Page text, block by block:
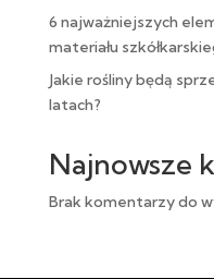
6 najważniejszych
materiału
Jakie rośliny będą
latach?
Najnowsze
Brak komentarzy do